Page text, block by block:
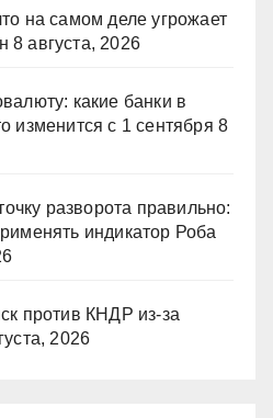
на самом деле угрожает
8 августа, 2026
какие банки в
изменится с 1 сентября 8
разворота правильно:
индикатор Роба
против КНДР из‑за
2026